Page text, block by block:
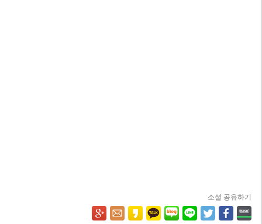
소셜 공유하기